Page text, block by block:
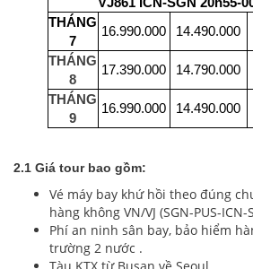
THÁNG
7
16.990.000 14.490.000
THÁNG
8
17.390.000 14.790.000
THÁNG
9
16.990.000 14.490.000
2.1 Giá tour bao gồm:
Vé máy bay khứ hồi theo đúng
hàng không VN/VJ (SGN-PUS-ICN-
Phí an ninh sân bay, bảo hiểm
trường 2 nước .